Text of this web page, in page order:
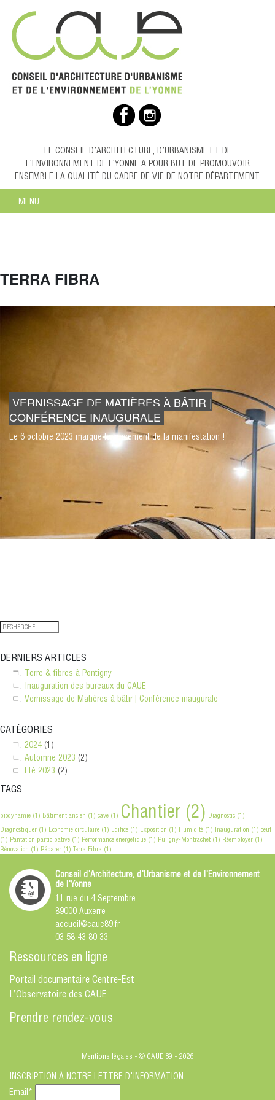
LE CONSEIL D’ARCHITECTURE, D’URBANISME ET DE
L’ENVIRONNEMENT DE L’YONNE A POUR BUT DE PROMOUVOIR
ENSEMBLE LA QUALITÉ DU CADRE DE VIE DE NOTRE DÉPARTEMENT.
MENU
TERRA FIBRA
VERNISSAGE DE MATIÈRES À BÂTIR |
CONFÉRENCE INAUGURALE
Le 6 octobre 2023 marque le lancement de la manifestation !
DERNIERS ARTICLES
Terre & fibres à Pontigny
Inauguration des bureaux du CAUE
Vernissage de Matières à bâtir | Conférence inaugurale
CATÉGORIES
2024 (1)
Automne 2023 (2)
Eté 2023 (2)
TAGS
biodynamie (1) Bâtiment ancien (1) cave (1) Chantier (2) Diagnostic (1)
Diagnostiquer (1) Economie circulaire (1) Edifice (1) Exposition (1) Humidité (1) Inauguration (1) oeuf
(1) Pantation participative (1) Performance énergétique (1) Puligny-Montrachet (1) Réemployer (1)
Rénovation (1) Réparer (1) Terra Fibra (1)
Conseil d'Architecture, d'Urbanisme et de l'Environnement
de l'Yonne
11 rue du 4 Septembre
89000 Auxerre
accueil@caue89.fr
03 58 43 80 33
Ressources en ligne
Portail documentaire Centre-Est
L’Observatoire des CAUE
Prendre rendez-vous
Mentions légales - © CAUE 89 - 2026
INSCRIPTION À NOTRE LETTRE D'INFORMATION
Email*